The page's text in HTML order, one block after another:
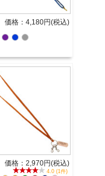
価格：4,180円(税込)
価格：2,970円(税込)
4.0 (1件)